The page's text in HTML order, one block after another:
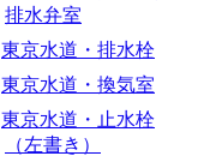
排水弁室
東京水道・排水栓
東京水道・換気室
東京水道・止水栓
（左書き）